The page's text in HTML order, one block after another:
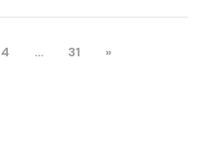
4 … 31 »